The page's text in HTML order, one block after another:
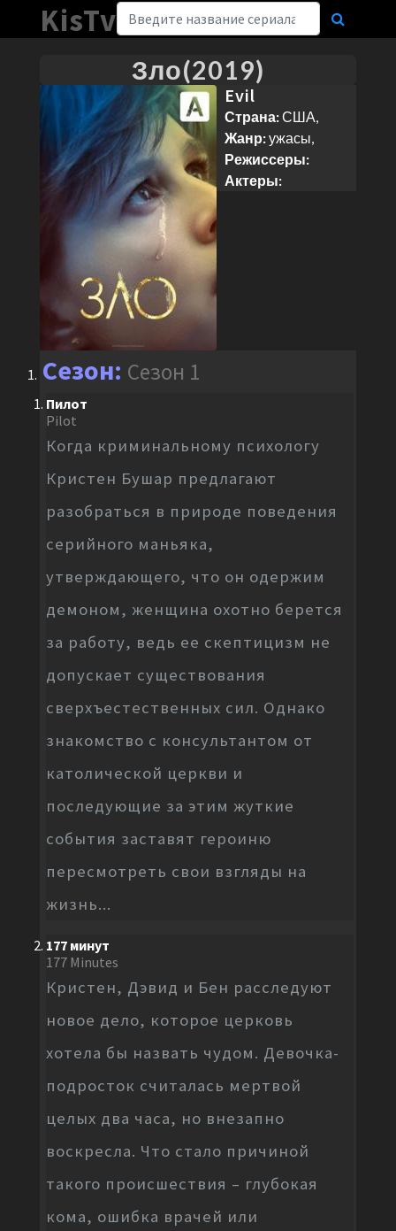
KisTv
Зло(2019)
Evil
Страна:США,
Жанр:ужасы,
Режиссеры:
Актеры:
Сезон 1
Пилот
Pilot
Когда криминальному психологу
Кристен Бушар предлагают
разобраться в природе поведения
серийного маньяка,
утверждающего, что он одержим
демоном, женщина охотно берется
за работу, ведь ее скептицизм не
допускает существования
сверхъестественных сил. Однако
знакомство с консультантом от
католической церкви и
последующие за этим жуткие
события заставят героиню
пересмотреть свои взгляды на
жизнь...
177 минут
177 Minutes
Кристен, Дэвид и Бен расследуют
новое дело, которое церковь
хотела бы назвать чудом. Девочка-
подросток считалась мертвой
целых два часа, но внезапно
воскресла. Что стало причиной
такого происшествия – глубокая
кома, ошибка врачей или